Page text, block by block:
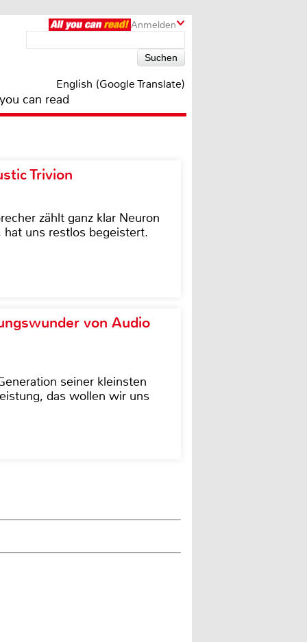
Anmelden
English (Google Translate)
can read
Trivion
zählt ganz klar Neuron
uns restlos begeistert.
von Audio
seiner kleinsten
das wollen wir uns